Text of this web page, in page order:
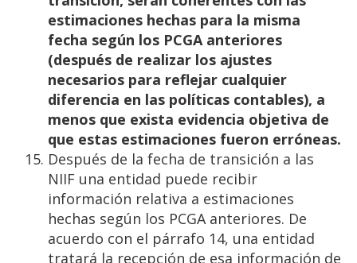
estimaciones hechas para la misma
fecha según los PCGA anteriores
(después de realizar los ajustes
necesarios para reflejar cualquier
diferencia en las políticas contables), a
menos que exista evidencia objetiva de
que estas estimaciones fueron erróneas.
Después de la fecha de transición a las
NIIF una entidad puede recibir
información relativa a estimaciones
hechas según los PCGA anteriores. De
acuerdo con el párrafo 14, una entidad
tratará la recepción de esa información de